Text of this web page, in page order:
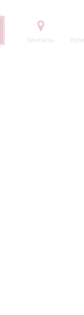
Контакты